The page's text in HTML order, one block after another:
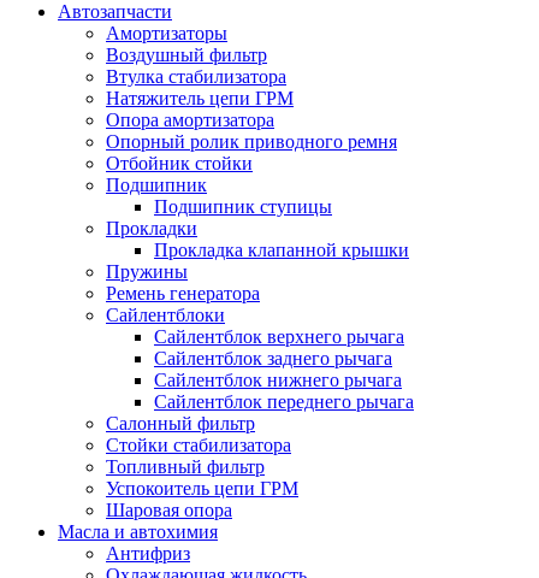
Автозапчасти
Амортизаторы
Воздушный фильтр
Втулка стабилизатора
Натяжитель цепи ГРМ
Опора амортизатора
Опорный ролик приводного ремня
Отбойник стойки
Подшипник
Подшипник ступицы
Прокладки
Прокладка клапанной крышки
Пружины
Ремень генератора
Сайлентблоки
Сайлентблок верхнего рычага
Сайлентблок заднего рычага
Сайлентблок нижнего рычага
Сайлентблок переднего рычага
Салонный фильтр
Стойки стабилизатора
Топливный фильтр
Успокоитель цепи ГРМ
Шаровая опора
Масла и автохимия
Антифриз